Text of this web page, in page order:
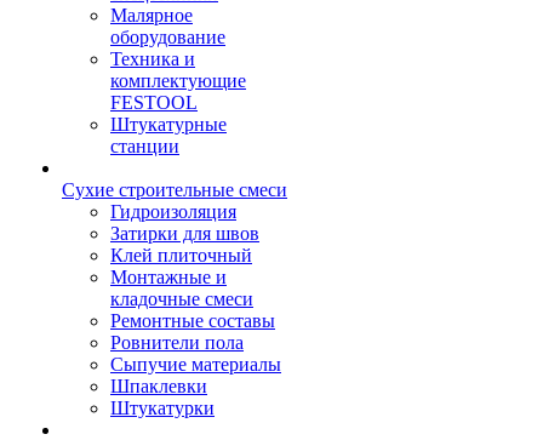
Малярное
оборудование
Техника и
комплектующие
FESTOOL
Штукатурные
станции
Сухие строительные смеси
Гидроизоляция
Затирки для швов
Клей плиточный
Монтажные и
кладочные смеси
Ремонтные составы
Ровнители пола
Сыпучие материалы
Шпаклевки
Штукатурки